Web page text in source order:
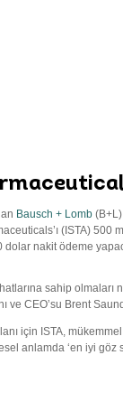
Bausch + Lomb
(ISTA) 500
dolar nakit ödeme
sahip olmaları
ve CEO’su Brent
için ISTA,
anlamda ‘en iyi göz